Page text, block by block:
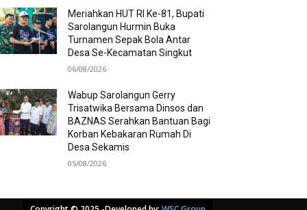
Meriahkan HUT RI Ke-81, Bupati
Sarolangun Hurmin Buka
Turnamen Sepak Bola Antar
Desa Se-Kecamatan Singkut
06/08/2026
Wabup Sarolangun Gerry
Trisatwika Bersama Dinsos dan
BAZNAS Serahkan Bantuan Bagi
Korban Kebakaran Rumah Di
Desa Sekamis
05/08/2026